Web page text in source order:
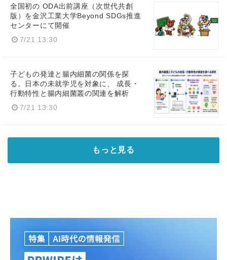
全国初の ODA出前講座（次世代共創
版）を金沢工業大学Beyond SDGs推進
センターにて開催
7/21 13:30
子どもの発達と腸内細菌の関係を探
る。日本の未就学児を対象に、 成長・
行動特性と腸内細菌叢の関連を解析
7/21 13:30
もっと見る